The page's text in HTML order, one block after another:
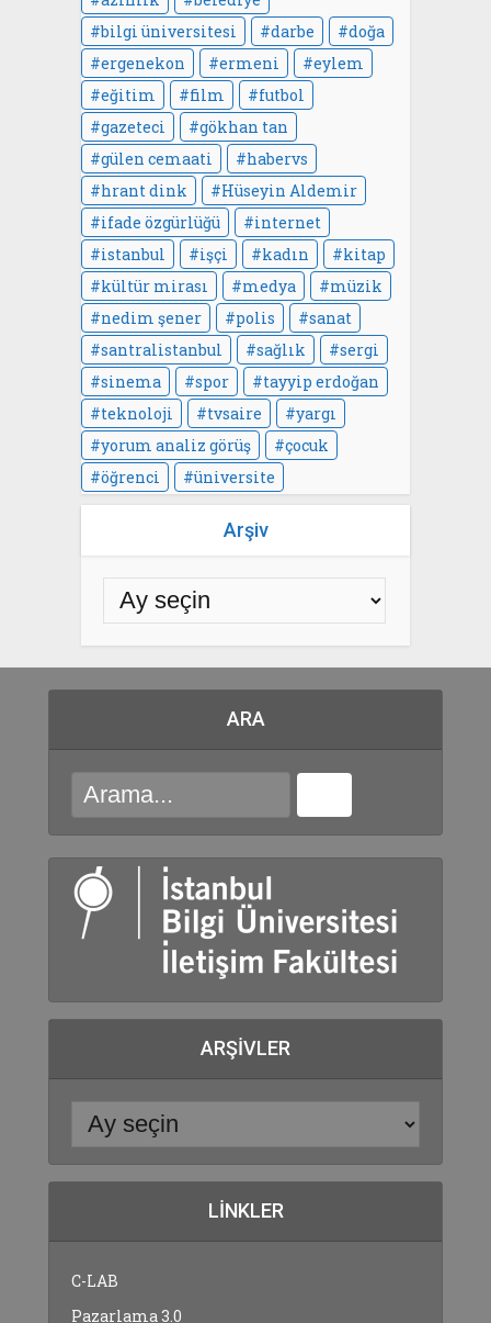
bilgi üniversitesi
darbe
doğa
ergenekon
ermeni
eylem
eğitim
film
futbol
gazeteci
gökhan tan
gülen cemaati
habervs
hrant dink
Hüseyin Aldemir
ifade özgürlüğü
internet
istanbul
işçi kadın
kitap
kültür mirası
medya
müzik
nedim şener
polis
sanat
santralistanbul
sağlık
sergi
sinema
spor
tayyip erdoğan
teknoloji
tvsaire
yargı
yorum analiz görüş
çocuk
öğrenci
üniversite
Arşiv
ARA
ARŞIVLER
LINKLER
C-LAB
Pazarlama 3.0